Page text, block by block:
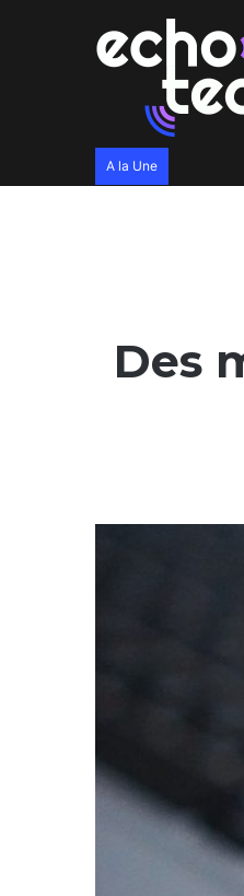
A la Une
Des